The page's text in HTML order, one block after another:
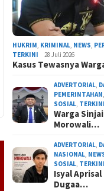
29 Januari 2026
PMII Minta BGN Tutup
Sanjai Buntut Sajikan
Makanan Tak Layak
Konsumsi
NEWS
HUKRIM, KRIMINAL, NEWS,
TERKINI
28 Juli 2026
Kasus Tewasnya
ADVERTORIAL,
PEMERINTAHAN,
SOSIAL, TERKINI
Warga
Morowali…
ADVERTORIAL,
NASIONAL,
SOSIAL, TERKINI
Isyal
Dugaa…